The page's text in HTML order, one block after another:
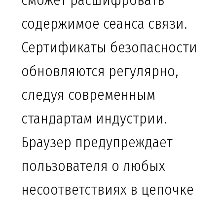
содержимое сеанса связи.
Сертификаты безопасности
обновляются регулярно,
следуя современным
стандартам индустрии.
Браузер предупреждает
пользователя о любых
несоответствиях в цепочке